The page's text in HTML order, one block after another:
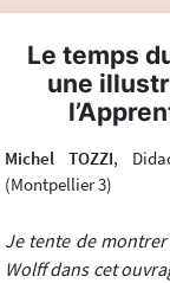
Le temps
une
Michel TOZZI,
(Montpellier 3)
Je tente de
Wolff dans cet